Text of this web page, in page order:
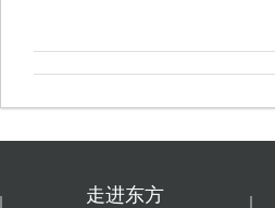
走进东方